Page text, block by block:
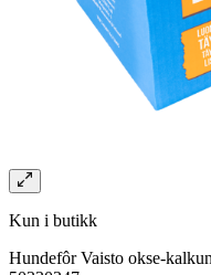
Kun i butikk
Hundefôr Vaisto okse-